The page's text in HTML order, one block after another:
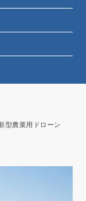
型農業用ドローン